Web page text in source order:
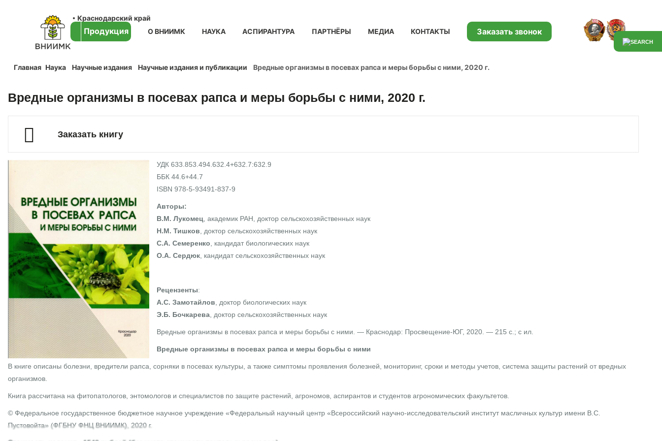
Краснодарский край
Продукция О ВНИИМК НАУКА АСПИРАНТУРА ПАРТНЁРЫ МЕДИА КОНТАКТЫ Заказать звонок
Главная Наука Научные издания Научные издания и публикации Вредные организмы в посевах рапса и меры борьбы с ними, 2020 г.
Вредные организмы в посевах рапса и меры борьбы с ними, 2020 г.
Заказать книгу
УДК 633.853.494.632.4+632.7:632.9
ББК 44.6+44.7
ISBN 978-5-93491-837-9
Авторы:
В.М. Лукомец , академик РАН, доктор сельскохозяйственных наук
Н.М. Тишков , доктор сельскохозяйственных наук
С.А. Семеренко , кандидат биологических наук
О.А. Сердюк , кандидат сельскохозяйственных наук
Рецензенты:
А.С. Замотайлов , доктор биологических наук
Э.Б. Бочкарева , доктор сельскохозяйственных наук
Вредные организмы в посевах рапса и меры борьбы с ними. — Краснодар: Просвещение-ЮГ, 2020. — 215 с.; с ил.
Вредные организмы в посевах рапса и меры борьбы с ними
В книге описаны болезни, вредители рапса, сорняки в посевах культуры, а также симптомы проявления болезней, мониторинг, сроки и методы учетов, система защиты растений от вредных
организмов.
Книга рассчитана на фитопатологов, энтомологов и специалистов по защите растений, агрономов, аспирантов и студентов агрономических факультетов.
© Федеральное государственное бюджетное научное учреждение «Федеральный научный центр «Всероссийский научно-исследовательский институт масличных культур имени В.С.
Пустовойта» (ФГБНУ ФНЦ ВНИИМК), 2020 г.